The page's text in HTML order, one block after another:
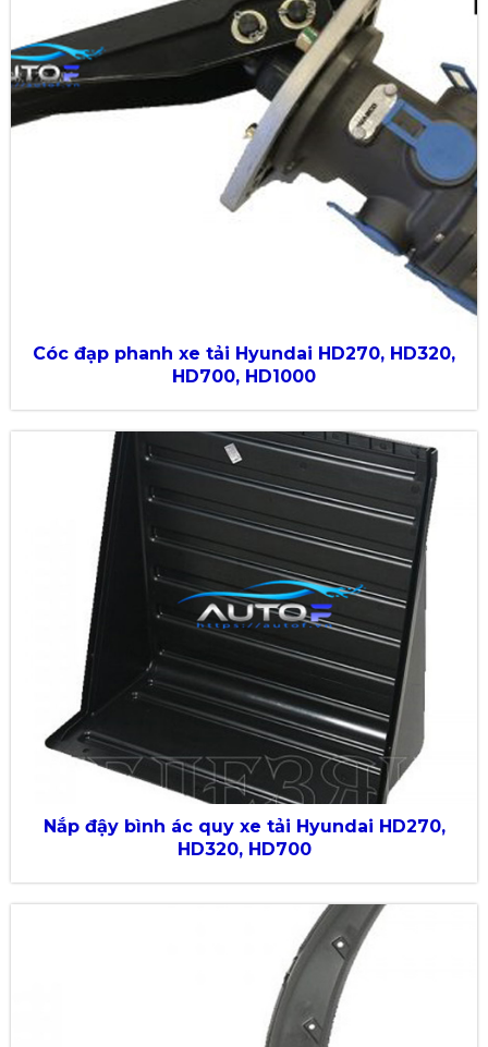
Cóc đạp phanh xe tải Hyundai HD270, HD320,
HD700, HD1000
Nắp đậy bình ác quy xe tải Hyundai HD270,
HD320, HD700